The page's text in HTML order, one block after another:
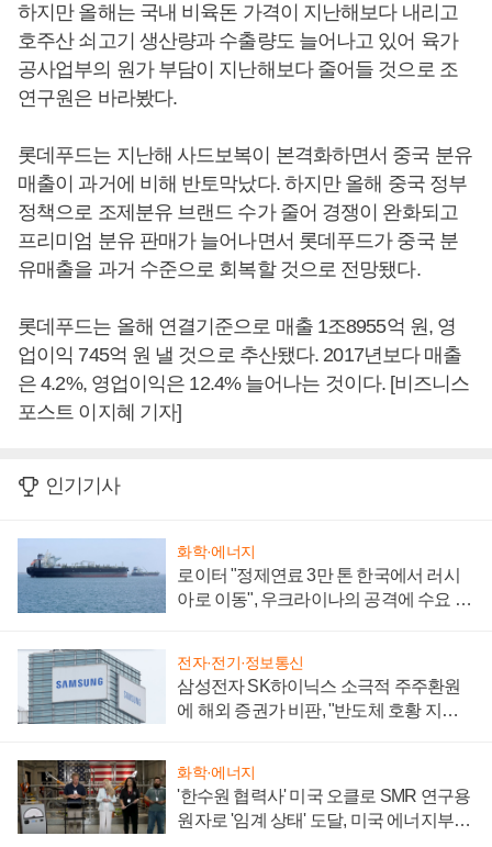
하지만 올해는 국내 비육돈 가격이 지난해보다 내리고
호주산 쇠고기 생산량과 수출량도 늘어나고 있어 육가
공사업부의 원가 부담이 지난해보다 줄어들 것으로 조
연구원은 바라봤다.
롯데푸드는 지난해 사드보복이 본격화하면서 중국 분유
매출이 과거에 비해 반토막났다. 하지만 올해 중국 정부
정책으로 조제분유 브랜드 수가 줄어 경쟁이 완화되고
프리미엄 분유 판매가 늘어나면서 롯데푸드가 중국 분
유매출을 과거 수준으로 회복할 것으로 전망됐다.
롯데푸드는 올해 연결기준으로 매출 1조8955억 원, 영
업이익 745억 원 낼 것으로 추산됐다. 2017년보다 매출
은 4.2%, 영업이익은 12.4% 늘어나는 것이다. [비즈니스
포스트 이지혜 기자]
인기기사
화학·에너지
로이터 "정제연료 3만 톤 한국에서 러시
아로 이동", 우크라이나의 공격에 수요 늘
전자·전기·정보통신
삼성전자 SK하이닉스 소극적 주주환원
에 해외 증권가 비판, "반도체 호황 지속
화학·에너지
'한수원 협력사' 미국 오클로 SMR 연구용
원자로 '임계 상태' 도달, 미국 에너지부